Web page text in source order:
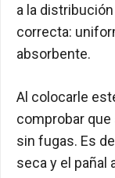
a la
correcta:
absorbente.
Al colocarle
comprobar
sin fugas. Es
seca y el pañal